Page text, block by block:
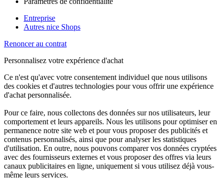
Entreprise
Autres nice Shops
Renoncer au contrat
Personnalisez votre expérience d'achat
Ce n'est qu'avec votre consentement individuel que nous utilisons
des cookies et d'autres technologies pour vous offrir une expérience
d'achat personnalisée.
Pour ce faire, nous collectons des données sur nos utilisateurs, leur
comportement et leurs appareils. Nous les utilisons pour optimiser en
permanence notre site web et pour vous proposer des publicités et
contenus personnalisés, ainsi que pour analyser les statistiques
d'utilisation. En outre, nous pouvons comparer vos données cryptées
avec des fournisseurs externes et vous proposer des offres via leurs
canaux publicitaires en ligne, uniquement si vous utilisez déjà vous-
même leurs services.